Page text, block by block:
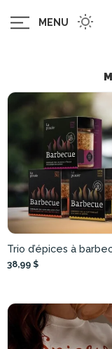
MENU
Trio d’épices à
38,99 $